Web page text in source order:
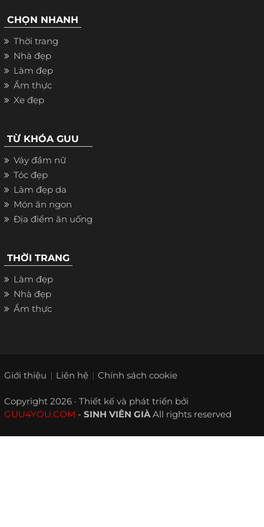
CHỌN NHANH
Thời trang
Nhà đẹp
Làm đẹp
Ẩm thực
Xe đẹp
TỪ KHÓA GUU
Váy đầm nữ
Tóc đẹp
Làm đẹp da
Món ăn ngon
Địa điểm ăn uống
THỜI TRANG
Làm đẹp
Nhà đẹp
Ẩm thực
Giới thiệu Liên hệ Chính sách cookie
Copyright 2026 · Thiết kế và phát triển bởi
GUU4YOU.COM - SINH VIÊN GIÀAll rights reserved